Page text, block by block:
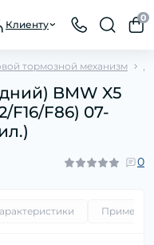
Клиенту
0
тормозной механизм
BMW X5
F16/F86) 07-
0